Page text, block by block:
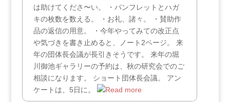
は助けてくださ〜い。 ・パンフレットとハガ
キの枚数を数える。 ・お礼、諸々。 ・賛助作
品の返信の用意。 ・今年やってみての改正点
や気づきを書き止めると、ノート2ページ。 来
年の団体長会議が長引きそうです。 来年の堀
川御池ギャラリーの予約は、秋の研究会でのご
相談になります。 ショート団体長会議。 アン
ケートは、5日に。